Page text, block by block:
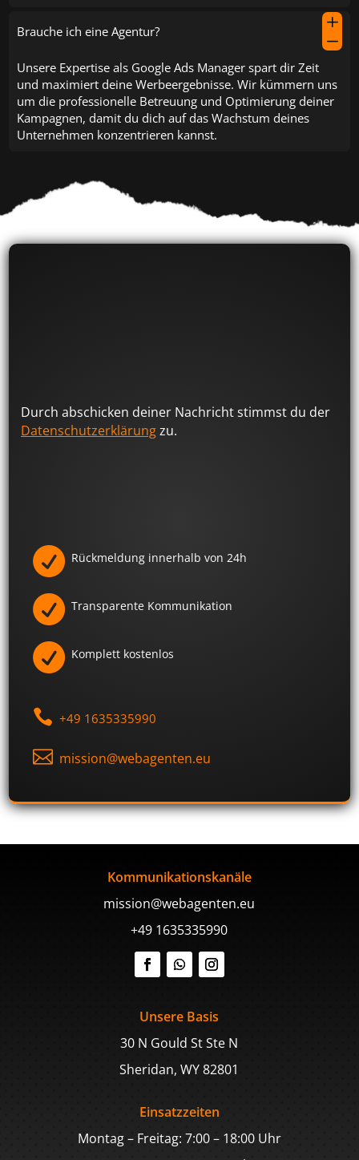
Brauche ich eine Agentur?
L
K
Unsere Expertise als Google Ads Manager spart dir Zeit
und maximiert deine Werbeergebnisse. Wir kümmern uns
um die professionelle Betreuung und Optimierung deiner
Kampagnen, damit du dich auf das Wachstum deines
Unternehmen konzentrieren kannst.
Durch abschicken deiner Nachricht stimmst du der
Datenschutzerklärungzu.
 Rückmeldung innerhalb von 24h
 Transparente Kommunikation
 Komplett kostenlos
 +49 1635335990
 mission@webagenten.eu
Kommunikationskanäle
mission@webagenten.eu
+49 1635335990
Unsere Basis
30 N Gould St Ste N
Sheridan, WY 82801
Einsatzzeiten
Montag – Freitag: 7:00 – 18:00 Uhr